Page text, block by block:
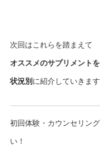
次回はこれらを踏まえて
オススメのサプリメントを
状況別 に紹介していきます
初回体験・カウンセリン
い！